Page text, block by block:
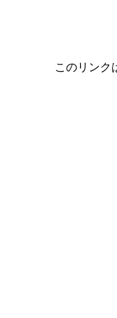
このリンク